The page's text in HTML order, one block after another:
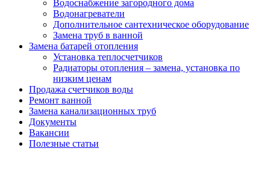
Водоснабжение загородного дома
Водонагреватели
Дополнительное сантехническое оборудование
Замена труб в ванной
Замена батарей отопления
Установка теплосчетчиков
Радиаторы отопления – замена, установка по
низким ценам
Продажа счетчиков воды
Ремонт ванной
Замена канализационных труб
Документы
Вакансии
Полезные статьи